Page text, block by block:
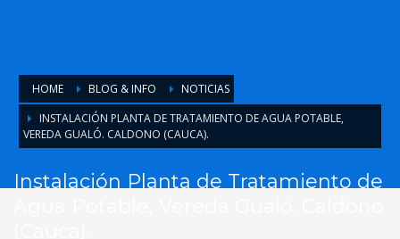
HOME BLOG & INFO
NOTICIAS
INSTALACIÓN PLANTA DE TRATAMIENTO DE AGUA POTABLE,
VEREDA GUALÓ. CALDONO (CAUCA).
Instalación Planta de Tratamiento de